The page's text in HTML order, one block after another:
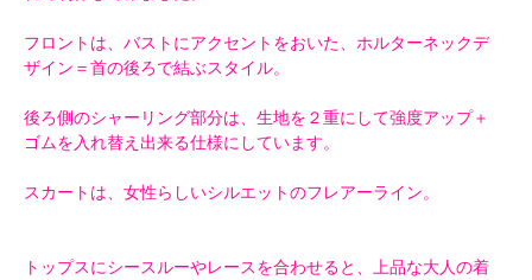
フロントは、バストにアクセントをおいた、ホルターネックデ
ザイン＝首の後ろで結ぶスタイル。
後ろ側のシャーリング部分は、生地を２重にして強度アップ＋
ゴムを入れ替え出来る仕様にしています。
スカートは、女性らしいシルエットのフレアーライン。
トップスにシースルーやレースを合わせると、上品な大人の着